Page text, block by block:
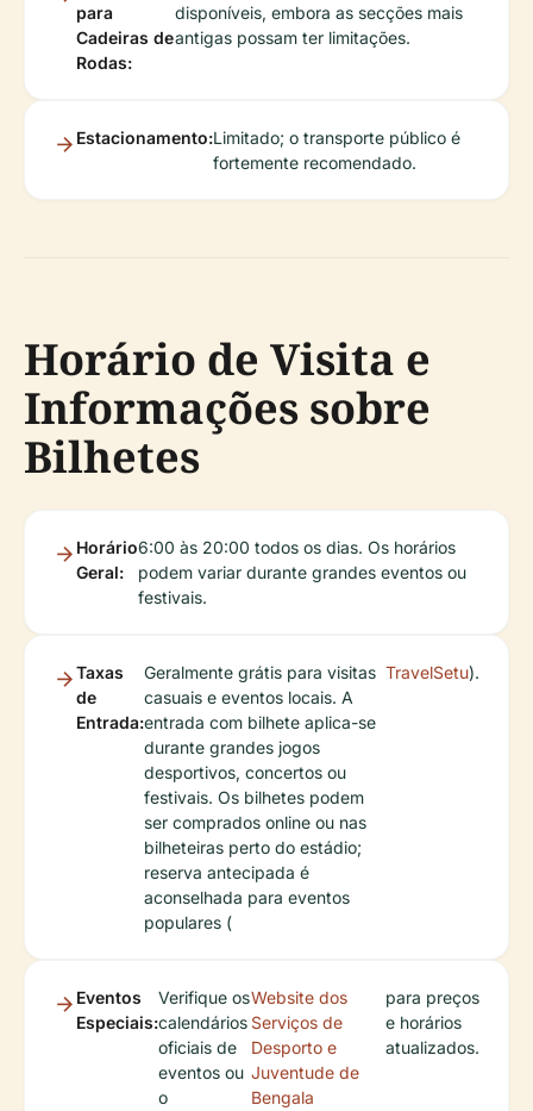
para
Cadeiras de
Rodas:
disponíveis, embora as secções mais
antigas possam ter limitações.
Estacionamento:Limitado; o transporte público é
fortemente recomendado.
Horário de Visita e
Informações sobre
Bilhetes
Horário
Geral:
6:00 às 20:00 todos os dias. Os horários
podem variar durante grandes eventos ou
festivais.
Taxas
de
Entrada:
Geralmente grátis para visitas
casuais e eventos locais. A
entrada com bilhete aplica-se
durante grandes jogos
desportivos, concertos ou
festivais. Os bilhetes podem
ser comprados online ou nas
bilheteiras perto do estádio;
reserva antecipada é
aconselhada para eventos
populares (
TravelSetu).
Eventos
Especiais:
Verifique os
calendários
oficiais de
eventos ou
o
Website dos
Serviços de
Desporto e
Juventude de
Bengala
para preços
e horários
atualizados.